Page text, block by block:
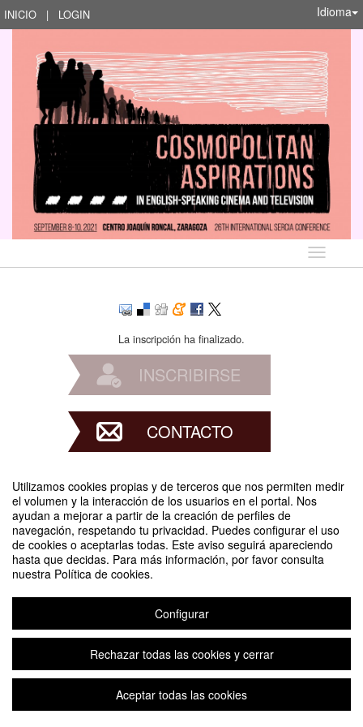
Utilizamos cookies propias y de terceros que nos permiten medir
el volumen y la interacción de los usuarios en el portal. Nos
ayudan a mejorar a partir de la creación de perfiles de
navegación, respetando tu privacidad. Puedes configurar el uso
de cookies o aceptarlas todas. Este aviso seguirá apareciendo
hasta que decidas. Para más información, por favor consulta
nuestra Política de cookies.
Configurar
Rechazar todas las cookies y cerrar
Aceptar todas las cookies
INICIO | LOGIN Idioma
Idioma
La inscripción ha finalizado.
INSCRIBIRSE
CONTACTO
Difunde tu evento poniendo el siguiente código en tu sitio
Cosmopolitan Aspirations in English-Speaking Cinema and Television
Organizado por María del Mar Azcona Montoliu, Julia Echeverría Domingo,
Pablo Gómez Muñoz CONTACT: juliaed@unizar.es
Plataforma de organización de eventos Symposium
Copyright © 2026